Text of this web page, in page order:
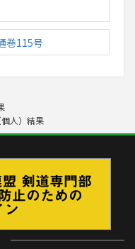
巻115号
人）結果